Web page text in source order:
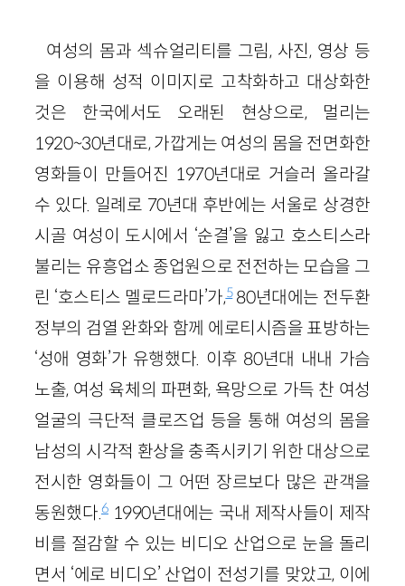
여성의 몸과 섹슈얼리티를 그림, 사진, 영상 등
을 이용해 성적 이미지로 고착화하고 대상화한
것은 한국에서도 오래된 현상으로, 멀리는
1920~30년대로, 가깝게는 여성의 몸을 전면화한
영화들이 만들어진 1970년대로 거슬러 올라갈
수 있다. 일례로 70년대 후반에는 서울로 상경한
시골 여성이 도시에서 ‘순결’을 잃고 호스티스라
불리는 유흥업소 종업원으로 전전하는 모습을 그
린 ‘호스티스 멜로드라마’가,580년대에는 전두환
정부의 검열 완화와 함께 에로티시즘을 표방하는
‘성애 영화’가 유행했다. 이후 80년대 내내 가슴
노출, 여성 육체의 파편화, 욕망으로 가득 찬 여성
얼굴의 극단적 클로즈업 등을 통해 여성의 몸을
남성의 시각적 환상을 충족시키기 위한 대상으로
전시한 영화들이 그 어떤 장르보다 많은 관객을
동원했다.61990년대에는 국내 제작사들이 제작
비를 절감할 수 있는 비디오 산업으로 눈을 돌리
면서 ‘에로 비디오’ 산업이 전성기를 맞았고, 이에